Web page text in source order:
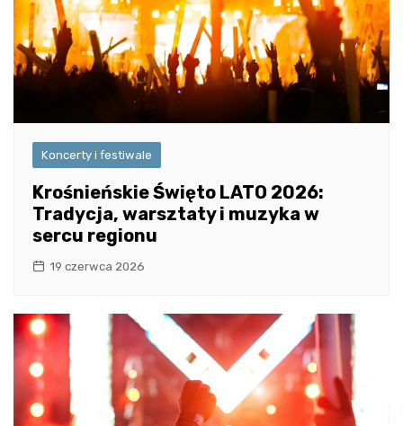
Koncerty i festiwale
Krośnieńskie Święto LATO 2026:
Tradycja, warsztaty i muzyka w
sercu regionu
19 czerwca 2026